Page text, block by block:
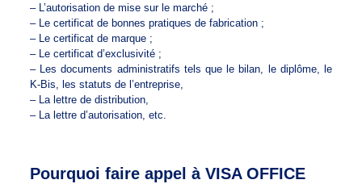
– L’autorisation de mise sur le marché ;
– Le certificat de bonnes pratiques de fabrication ;
– Le certificat de marque ;
– Le certificat d’exclusivité ;
– Les documents administratifs tels que le bilan, le diplôme, le
K-Bis, les statuts de l’entreprise,
– La lettre de distribution,
– La lettre d’autorisation, etc.
Pourquoi faire appel à VISA OFFICE